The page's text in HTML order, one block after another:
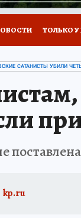
ТОЛЬКО У
ЯРОСЛАВИИ
САТАНИСТЫ УБИЛИ
kp.ru